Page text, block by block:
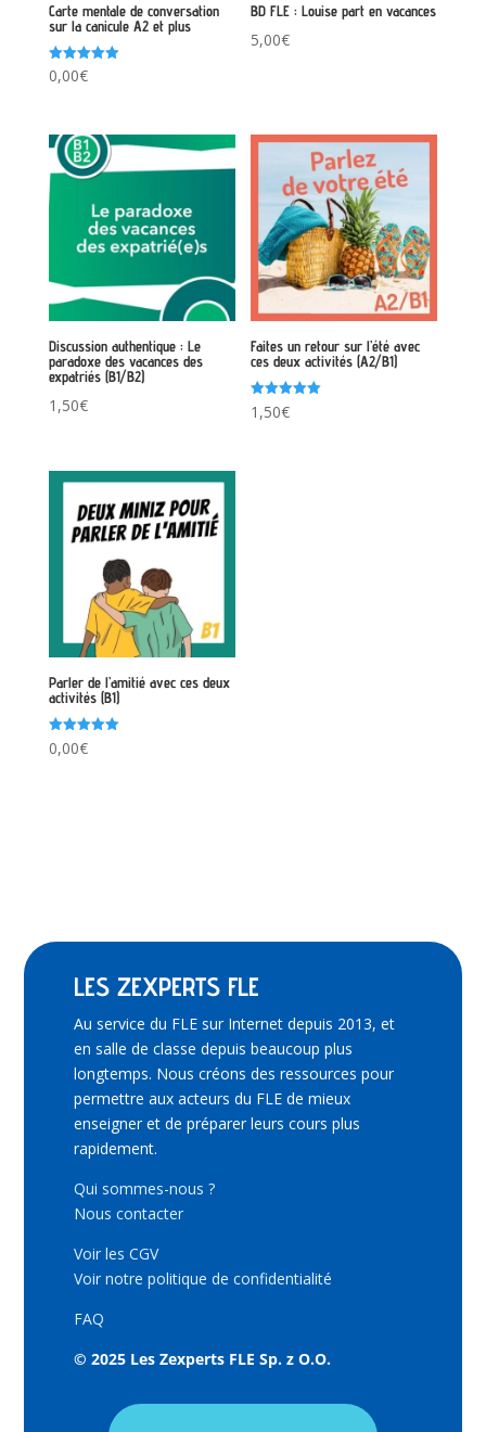
Carte mentale de conversation
sur la canicule A2 et plus
Note
5.00
0,00€
BD FLE : Louise part en vacances
5,00€
Discussion authentique : Le
paradoxe des vacances des
expatriés (B1/B2)
1,50€
Faites un retour sur l’été avec
ces deux activités (A2/B1)
Note
5.00
1,50€
Parler de l’amitié avec ces deux
activités (B1)
Note
5.00
0,00€
LES ZEXPERTS FLE
Au service du FLE sur Internet depuis 2013, et
en salle de classe depuis beaucoup plus
longtemps. Nous créons des ressources pour
permettre aux acteurs du FLE de mieux
enseigner et de préparer leurs cours plus
rapidement.
Qui sommes-nous ?
Nous contacter
Voir les CGV
Voir notre politique de confidentialité
FAQ
© 2025 Les Zexperts FLE Sp. z O.O.